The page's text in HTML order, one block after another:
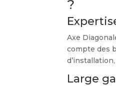
?
Axe
compte des
Large